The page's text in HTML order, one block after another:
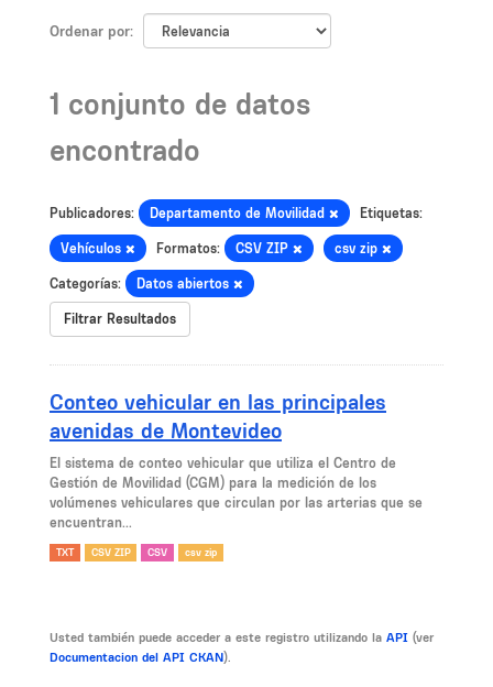
Ordenar por
1 conjunto de datos
encontrado
Publicadores: Departamento de Movilidad Etiquetas:
Vehículos Formatos: CSV ZIP csv zip
Categorías: Datos abiertos
Filtrar Resultados
Conteo vehicular en las principales
avenidas de Montevideo
El sistema de conteo vehicular que utiliza el Centro de
Gestión de Movilidad (CGM) para la medición de los
volúmenes vehiculares que circulan por las arterias que se
encuentran...
TXT CSV ZIP CSV csv zip
Usted también puede acceder a este registro utilizando la API (ver
Documentacion del API CKAN).